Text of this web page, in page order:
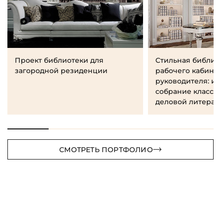
Проект библиотеки для
загородной резиденции
Стильная
рабочего
руководителя:
собрание
деловой
СМОТРЕТЬ ПОРТФОЛИО